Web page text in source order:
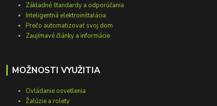
Základné štandardy a odporúčania
Inteligentná elektroinštalácia
Prečo automatizovať svoj dom
Zaujímavé články a informácie
MOŽNOSTI VYUŽITIA
Ovládanie osvetlenia
Žalúzie a rolety